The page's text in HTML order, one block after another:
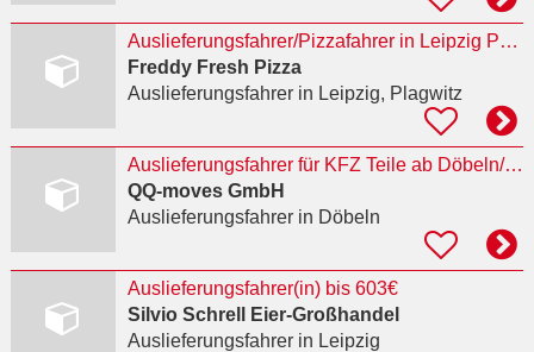
Auslieferungsfahrer/Pizzafahrer in Leipzig PKW Freddy Fresh Pizza
Freddy Fresh Pizza
Auslieferungsfahrerin Leipzig, Plagwitz
Auslieferungsfahrer für KFZ Teile ab Döbeln/ Leipzig gesucht
QQ-moves GmbH
Auslieferungsfahrerin Döbeln
Auslieferungsfahrer(in) bis 603€
Silvio Schrell Eier-Großhandel
Auslieferungsfahrerin Leipzig